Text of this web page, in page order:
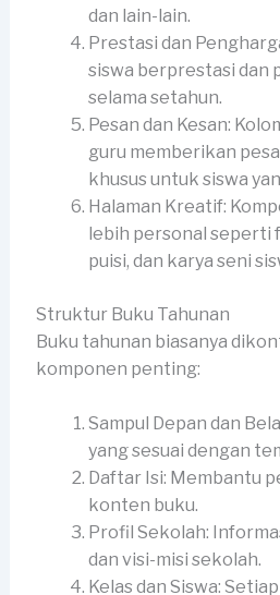
dan lain-lain.
Prestasi dan
siswa berprestasi dan
selama setahun.
Pesan dan Kesan:
guru memberikan
khusus untuk siswa
Halaman Kreatif:
lebih personal seperti
puisi, dan karya seni
Struktur Buku Tahunan
Buku tahunan biasanya
komponen penting:
Sampul Depan dan
yang sesuai dengan
Daftar Isi: Membantu
konten buku.
Profil Sekolah:
dan visi-misi sekolah.
Kelas dan Siswa: